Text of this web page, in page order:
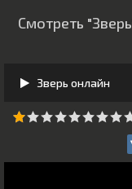
Смотреть
Зверь онлайн